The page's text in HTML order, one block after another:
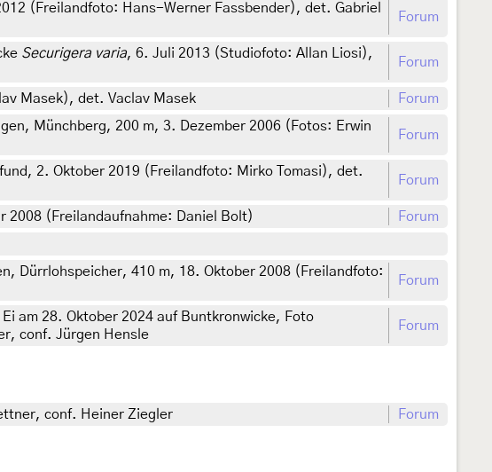
(Freilandfoto: Hans-Werner Fassbender), det. Gabriel
Forum
Securigera varia, 6. Juli 2013 (Studiofoto: Allan Liosi),
Forum
Masek), det. Vaclav Masek
Forum
Münchberg, 200 m, 3. Dezember 2006 (Fotos: Erwin
Forum
2. Oktober 2019 (Freilandfoto: Mirko Tomasi), det.
Forum
2008 (Freilandaufnahme: Daniel Bolt)
Forum
Dürrlohspeicher, 410 m, 18. Oktober 2008 (Freilandfoto:
Forum
am 28. Oktober 2024 auf Buntkronwicke, Foto
conf. Jürgen Hensle
Forum
conf. Heiner Ziegler Forum